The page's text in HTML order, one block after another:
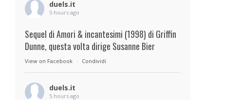
duels.it
5 hours ago
Sequel di Amori & incantesimi (1998) di Griffin
Dunne, questa volta dirige Susanne Bier
View on Facebook · Condividi
duels.it
5 hours ago